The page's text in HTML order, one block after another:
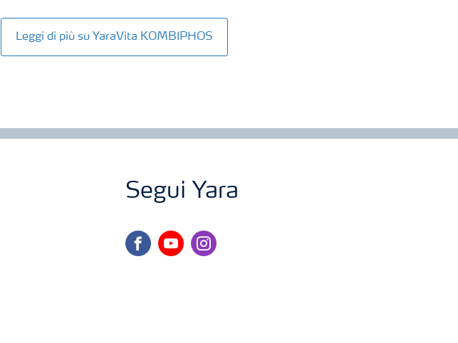
Leggi di più su YaraVita KOMBIPHOS
Segui Yara
facebookyoutubeinstagram